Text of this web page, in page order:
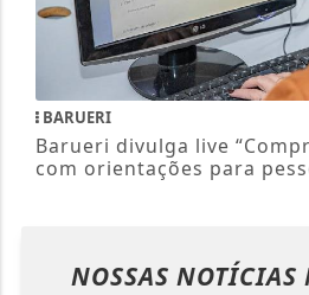
BARUERI
Barueri divulga live
com orientações para
NOSSAS NOTÍCIAS